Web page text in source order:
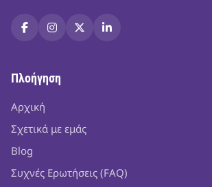
Πλοήγηση
Αρχική
Σχετικά με εμάς
Blog
Συχνές Ερωτήσεις (FAQ)